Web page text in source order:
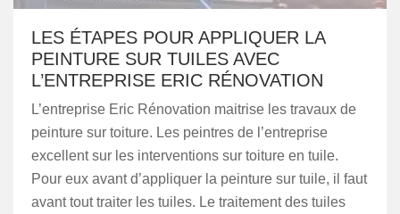
LES ÉTAPES POUR APPLIQUER LA
PEINTURE SUR TUILES AVEC
L’ENTREPRISE ERIC RÉNOVATION
L’entreprise Eric Rénovation maitrise les travaux de
peinture sur toiture. Les peintres de l’entreprise
excellent sur les interventions sur toiture en tuile.
Pour eux avant d’appliquer la peinture sur tuile, il faut
avant tout traiter les tuiles. Le traitement des tuiles